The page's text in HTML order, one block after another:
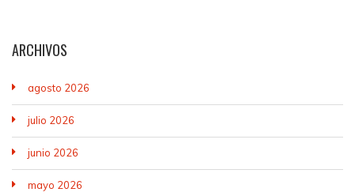
ARCHIVOS
agosto 2026
julio 2026
junio 2026
mayo 2026